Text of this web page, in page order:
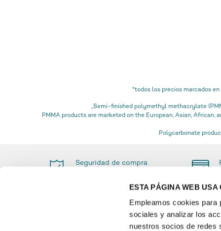
ESTA PÁGINA WEB USA
Empleamos cookies para
sociales y analizar los
nuestros socios de redes
*todos los precios marcados
„Semi-finished polymethyl methacrylate
PMMA products are marketed on the European, Asian,
Polycarbonate
Seguridad de compra